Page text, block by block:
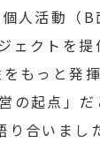
人活動（
ェクト
っと発
起点」
合いまし